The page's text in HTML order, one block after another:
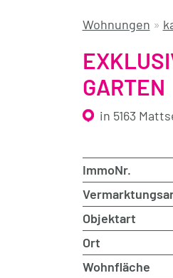
Wohnungen »
GARTEN
in 5163
ImmoNr.
Objektart
Ort
Wohnfläche